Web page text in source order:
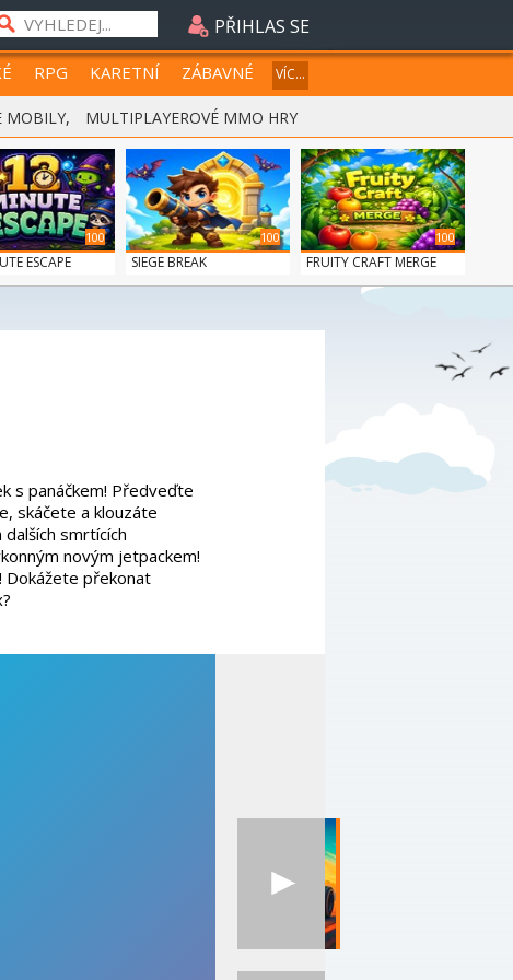
PŘIHLAS SE
RPG KARETNÍ ZÁBAVNÉ VÍC...
MOBILY, MULTIPLAYEROVÉ MMO HRY
100
ESCAPE
100
SIEGE BREAK
100
FRUITY CRAFT MERGE
s panáčkem! Předveďte
skáčete a klouzáte
smrtících
novým jetpackem!
překonat